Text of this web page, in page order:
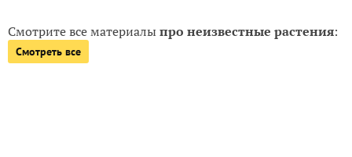
Смотрите все материалыпро неизвестные растения:
Смотреть все